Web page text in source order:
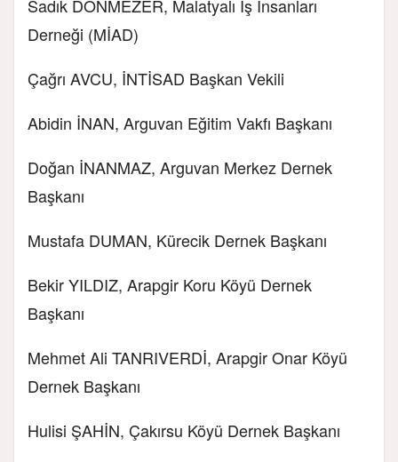
Sadık DÖNMEZER, Malatyalı İş İnsanları
Derneği (MİAD)
Çağrı AVCU, İNTİSAD Başkan Vekili
Abidin İNAN, Arguvan Eğitim Vakfı Başkanı
Doğan İNANMAZ, Arguvan Merkez Dernek
Başkanı
Mustafa DUMAN, Kürecik Dernek Başkanı
Bekir YILDIZ, Arapgir Koru Köyü Dernek
Başkanı
Mehmet Ali TANRIVERDİ, Arapgir Onar Köyü
Dernek Başkanı
Hulisi ŞAHİN, Çakırsu Köyü Dernek Başkanı